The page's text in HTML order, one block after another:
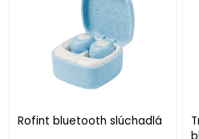
Rofint bluetooth slúchadlá